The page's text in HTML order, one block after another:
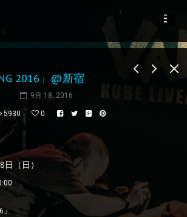
2016」@新宿
9月 18, 2016
5930 0
（日）
」